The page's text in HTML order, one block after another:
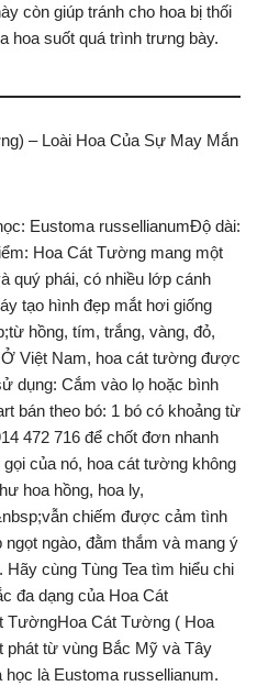
còn giúp tránh cho hoa bị thối
hoa suốt quá trình trưng bày.
– Loài Hoa Của Sự May Mắn
Eustoma russellianumĐộ dài:
Hoa Cát Tường mang một
quý phái, có nhiều lớp cánh
tạo hình đẹp mắt hơi giống
hồng, tím, trắng, vàng, đỏ,
Việt Nam, hoa cát tường được
dụng: Cắm vào lọ hoặc bình
bán theo bó: 1 bó có khoảng từ
472 716 để chốt đơn nhanh
của nó, hoa cát tường không
hoa hồng, hoa ly,
chiếm được cảm tình
ngào, đằm thắm và mang ý
cùng Tùng Tea tìm hiểu chi
đa dạng của Hoa Cát
TườngHoa Cát Tường ( Hoa
phát từ vùng Bắc Mỹ và Tây
là Eustoma russellianum.